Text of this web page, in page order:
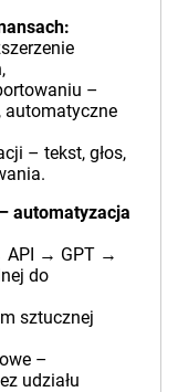
–
automatyczne
– tekst, głos,
automatyzacja
API → GPT →
do
sztucznej
–
udziału